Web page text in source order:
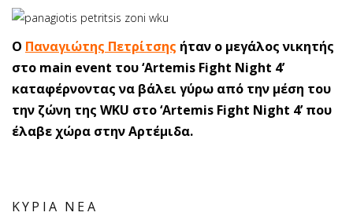
Ο Παναγιώτης Πετρίτσης ήταν ο μεγάλος νικητής
στο main event του ‘Artemis Fight Night 4’
καταφέρνοντας να βάλει γύρω από την μέση του
την ζώνη της WKU στο ‘Artemis Fight Night 4’ που
έλαβε χώρα στην Αρτέμιδα.
ΚΥΡΙΑ ΝΕΑ